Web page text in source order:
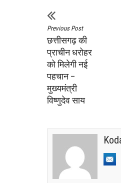
Previous Post
छत्तीसगढ़ की
प्राचीन धरोहर
को मिलेगी नई
पहचान –
मुख्यमंत्री
विष्णुदेव साय